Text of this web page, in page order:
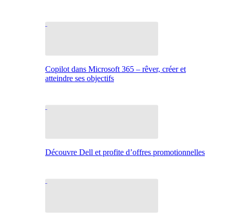
Copilot dans Microsoft 365 – rêver, créer et
atteindre ses objectifs
Découvre Dell et profite d’offres promotionnelles